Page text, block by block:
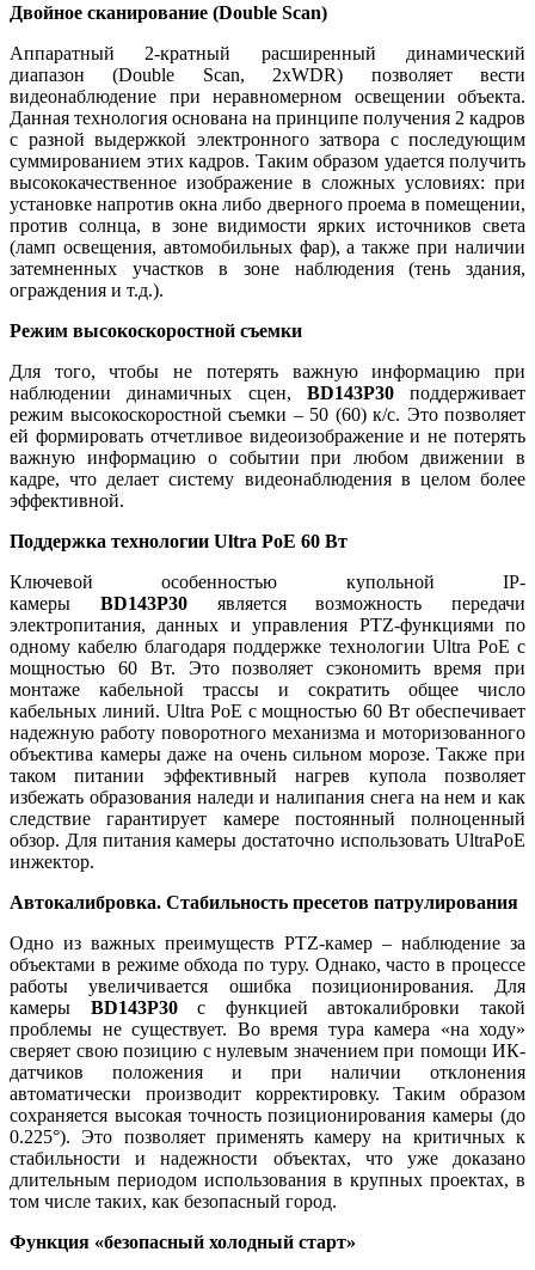
Двойное сканирование (Double Scan)
Аппаратный 2-кратный расширенный динамический
диапазон (Double Scan, 2xWDR) позволяет вести
видеонаблюдение при неравномерном освещении объекта.
Данная технология основана на принципе получения 2 кадров
с разной выдержкой электронного затвора с последующим
суммированием этих кадров. Таким образом удается получить
высококачественное изображение в сложных условиях: при
установке напротив окна либо дверного проема в помещении,
против солнца, в зоне видимости ярких источников света
(ламп освещения, автомобильных фар), а также при наличии
затемненных участков в зоне наблюдения (тень здания,
ограждения и т.д.).
Режим высокоскоростной съемки
Для того, чтобы не потерять важную информацию при
наблюдении динамичных сцен, BD143P30 поддерживает
режим высокоскоростной съемки – 50 (60) к/с. Это позволяет
ей формировать отчетливое видеоизображение и не потерять
важную информацию о событии при любом движении в
кадре, что делает систему видеонаблюдения в целом более
эффективной.
Поддержка технологии Ultra PoE 60 Вт
Ключевой особенностью купольной IP-
камеры BD143P30 является возможность передачи
электропитания, данных и управления PTZ-функциями по
одному кабелю благодаря поддержке технологии Ultra PoE c
мощностью 60 Вт. Это позволяет сэкономить время при
монтаже кабельной трассы и сократить общее число
кабельных линий. Ultra PoE с мощностью 60 Вт обеспечивает
надежную работу поворотного механизма и моторизованного
объектива камеры даже на очень сильном морозе. Также при
таком питании эффективный нагрев купола позволяет
избежать образования наледи и налипания снега на нем и как
следствие гарантирует камере постоянный полноценный
обзор. Для питания камеры достаточно использовать UltraPoE
инжектор.
Автокалибровка. Стабильность пресетов патрулирования
Одно из важных преимуществ PTZ-камер – наблюдение за
объектами в режиме обхода по туру. Однако, часто в процессе
работы увеличивается ошибка позиционирования. Для
камеры BD143P30с функцией автокалибровки такой
проблемы не существует. Во время тура камера «на ходу»
сверяет свою позицию с нулевым значением при помощи ИК-
датчиков положения и при наличии отклонения
автоматически производит корректировку. Таким образом
сохраняется высокая точность позиционирования камеры (до
0.225°). Это позволяет применять камеру на критичных к
стабильности и надежности объектах, что уже доказано
длительным периодом использования в крупных проектах, в
том числе таких, как безопасный город.
Функция «безопасный холодный старт»